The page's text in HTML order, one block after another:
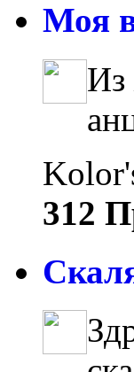
Моя
Из
312